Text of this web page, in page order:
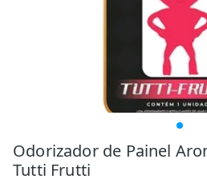
Odorizador de Painel
Tutti Frutti